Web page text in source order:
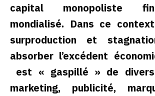
capital monopoliste
mondialisé. Dans ce
surproduction et
absorber l’excédent
est « gaspillé » de
marketing, publicité,